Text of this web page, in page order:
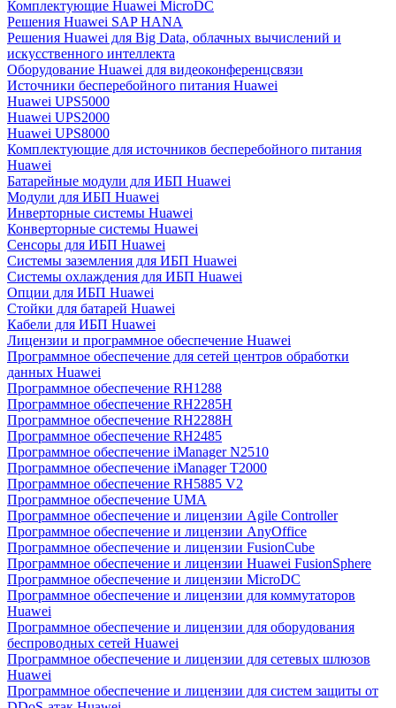
Комплектующие Huawei MicroDC
Решения Huawei SAP HANA
Решения Huawei для Big Data, облачных вычислений и
искусственного интеллекта
Оборудование Huawei для видеоконференцсвязи
Источники бесперебойного питания Huawei
Huawei UPS5000
Huawei UPS2000
Huawei UPS8000
Комплектующие для источников бесперебойного питания
Huawei
Батарейные модули для ИБП Huawei
Модули для ИБП Huawei
Инверторные системы Huawei
Конверторные системы Huawei
Сенсоры для ИБП Huawei
Системы заземления для ИБП Huawei
Системы охлаждения для ИБП Huawei
Опции для ИБП Huawei
Стойки для батарей Huawei
Кабели для ИБП Huawei
Лицензии и программное обеспечение Huawei
Программное обеспечение для сетей центров обработки
данных Huawei
Программное обеспечение RH1288
Программное обеспечение RH2285H
Программное обеспечение RH2288H
Программное обеспечение RH2485
Программное обеспечение iManager N2510
Программное обеспечение iManager T2000
Программное обеспечение RH5885 V2
Программное обеспечение UMA
Программное обеспечение и лицензии Agile Controller
Программное обеспечение и лицензии AnyOffice
Программное обеспечение и лицензии FusionCube
Программное обеспечение и лицензии Huawei FusionSphere
Программное обеспечение и лицензии MicroDC
Программное обеспечение и лицензии для коммутаторов
Huawei
Программное обеспечение и лицензии для оборудования
беспроводных сетей Huawei
Программное обеспечение и лицензии для сетевых шлюзов
Huawei
Программное обеспечение и лицензии для систем защиты от